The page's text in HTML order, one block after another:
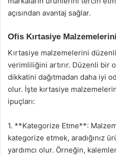
açısından avantaj sağlar.
Ofis Kırtasiye
Kırtasiye malzemelerini
verimliliğini artırır. Düzenli bir
dikkatini dağıtmadan daha iyi
olur. İşte kırtasiye
ipuçları:
1. **Kategorize Etme**:
kategorize etmek, aradığınız
yardımcı olur. Örneğin,